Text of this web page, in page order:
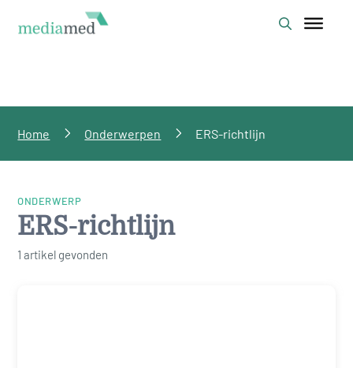
Home Onderwerpen ERS-richtlijn
ONDERWERP
ERS-richtlijn
1 artikel gevonden